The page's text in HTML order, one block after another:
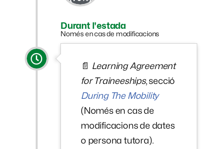
Durant l'estada
Només en cas de modificacions
📄 Learning Agreement
for Traineeships, secció
During The Mobility
(Només en cas de
modificacions de dates
o persona tutora).